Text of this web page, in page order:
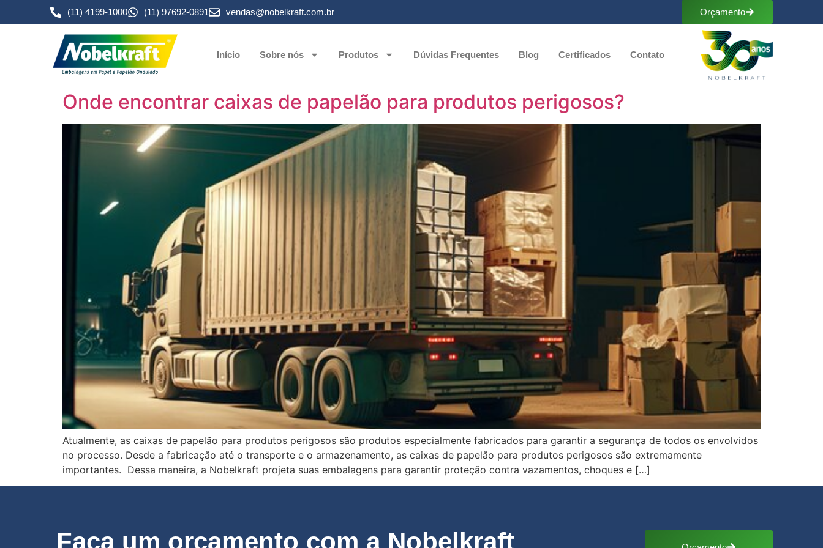
(11) 4199-1000 (11) 97692-0891 vendas@nobelkraft.com.br Orçamento
Início Sobre nós Produtos Dúvidas Frequentes Blog Certificados Contato
Onde encontrar caixas de papelão para produtos perigosos?
Atualmente, as caixas de papelão para produtos perigosos são produtos especialmente fabricados para garantir a segurança de todos os envolvidos
no processo. Desde a fabricação até o transporte e o armazenamento, as caixas de papelão para produtos perigosos são extremamente
importantes. Dessa maneira, a Nobelkraft projeta suas embalagens para garantir proteção contra vazamentos, choques e […]
Faça um orçamento com a Nobelkraft